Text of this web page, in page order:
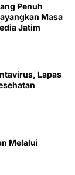
Penuh
Masa
Jatim
Lapas
Melalui